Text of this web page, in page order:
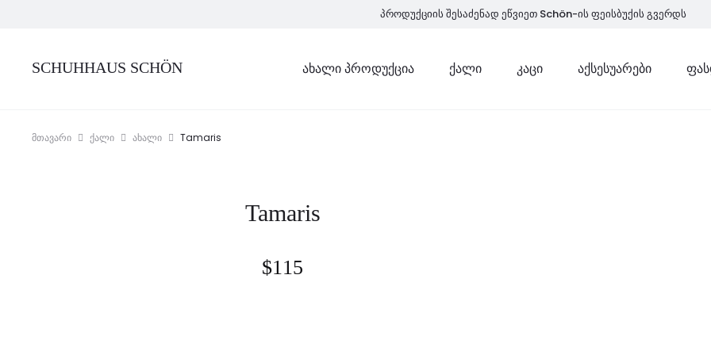
პროდუქციის შესაძენად ეწვიეთ Schön-ის ფეისბუქის გვერდს
SCHUHHAUS SCHÖN ᲐᲮᲐᲚᲘ ᲞᲠᲝᲓᲣᲥᲪᲘᲐ ᲥᲐᲚᲘ ᲙᲐᲪᲘ ᲐᲥᲡᲔᲡᲣᲐᲠᲔᲑᲘ
მთავარი ქალი ახალი Tamaris
Tamaris
$115